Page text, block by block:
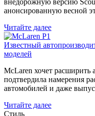
анонсированную весной
Читайте далее
Известный
моделей
McLaren хочет расширить
подтвердила намерения
автомобилей и даже
Читайте далее
Стиль